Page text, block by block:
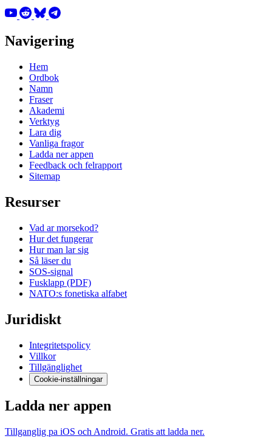
Navigering
Hem
Ordbok
Namn
Fraser
Akademi
Verktyg
Lara dig
Vanliga fragor
Ladda ner appen
Feedback och felrapport
Sitemap
Resurser
Vad ar morsekod?
Hur det fungerar
Hur man lar sig
Så läser du
SOS-signal
Fusklapp (PDF)
NATO:s fonetiska alfabet
Juridiskt
Integritetspolicy
Villkor
Tillgänglighet
Cookie-inställningar
Ladda ner appen
Tillganglig pa iOS och Android. Gratis att ladda ner.